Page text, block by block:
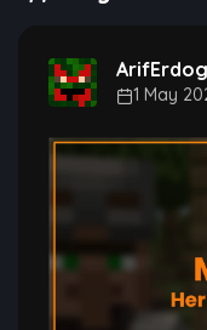
1 May